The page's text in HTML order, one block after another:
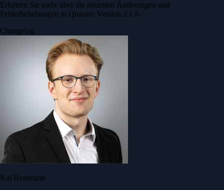
Erfahren Sie mehr über die neuesten Änderungen und
Fehlerbehebungen in Quasaro Version 2.1.6.
Changelog
Kai Herrmann